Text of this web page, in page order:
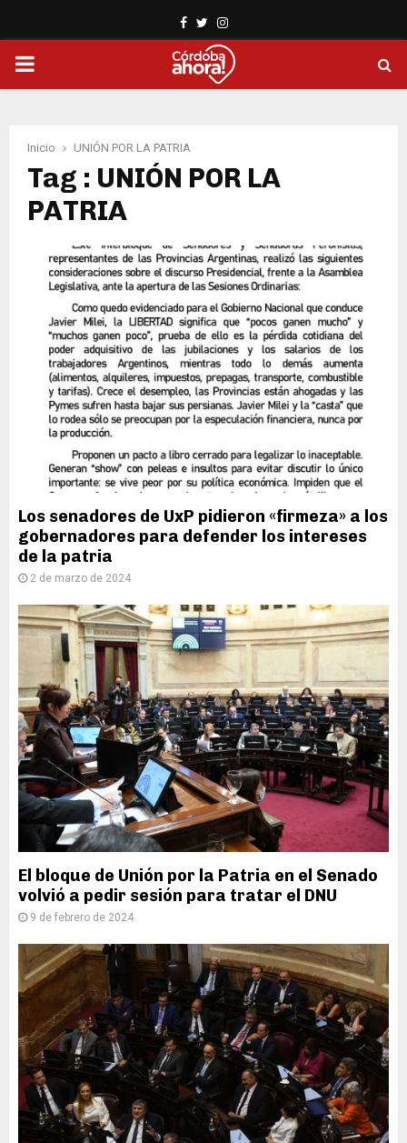
Facebook
TwitterInstagram
PRIMARY
Inicio UNIÓN POR LA PATRIA
Tag : UNIÓN POR LA
PATRIA
Los senadores de UxP pidieron «firmeza» a los
gobernadores para defender los intereses
de la patria
2 de marzo de 2024
El bloque de Unión por la Patria en el Senado
volvió a pedir sesión para tratar el DNU
9 de febrero de 2024